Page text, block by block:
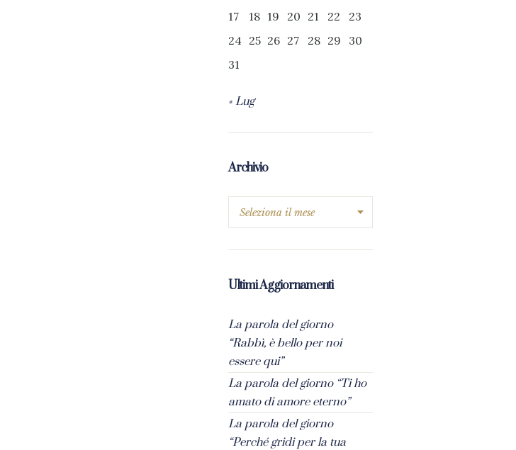
17
18 19 20 21 22
23
24 25 26 27 28 29
30
31
« Lug
Archivio
Ultimi Aggiornamenti
La parola del giorno
“Rabbì, è bello per noi
essere qui”
La parola del giorno “Ti ho
amato di amore eterno”
La parola del giorno
“Perché gridi per la tua